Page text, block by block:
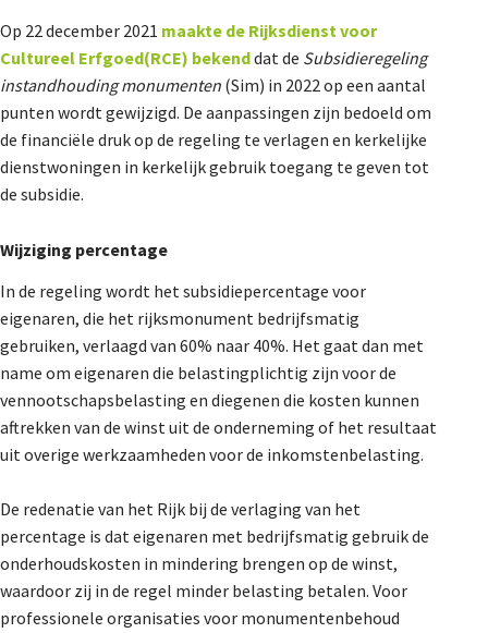
Op 22 december 2021 maakte de Rijksdienst voor
Cultureel Erfgoed(RCE) bekenddat de Subsidieregeling
instandhouding monumenten (Sim) in 2022 op een aantal
punten wordt gewijzigd. De aanpassingen zijn bedoeld om
de financiële druk op de regeling te verlagen en kerkelijke
dienstwoningen in kerkelijk gebruik toegang te geven tot
de subsidie.
Wijziging percentage
In de regeling wordt het subsidiepercentage voor
eigenaren, die het rijksmonument bedrijfsmatig
gebruiken, verlaagd van 60% naar 40%. Het gaat dan met
name om eigenaren die belastingplichtig zijn voor de
vennootschapsbelasting en diegenen die kosten kunnen
aftrekken van de winst uit de onderneming of het resultaat
uit overige werkzaamheden voor de inkomstenbelasting.
De redenatie van het Rijk bij de verlaging van het
percentage is dat eigenaren met bedrijfsmatig gebruik de
onderhoudskosten in mindering brengen op de winst,
waardoor zij in de regel minder belasting betalen. Voor
professionele organisaties voor monumentenbehoud
De Landeigenaar